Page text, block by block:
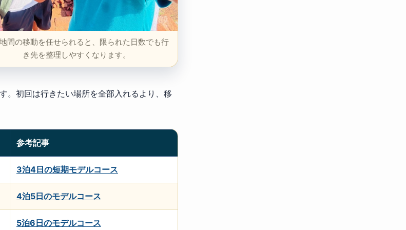
間の移動を任せられると、限られた日数でも行
き先を整理しやすくなります。
。初回は行きたい場所を全部入れるより、移
参考記事
3泊4日の短期モデルコース
4泊5日のモデルコース
5泊6日のモデルコース